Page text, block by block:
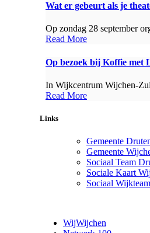
Wat er gebeurt als je
Op zondag 28 september
Read More
Op bezoek bij Koffie met
In Wijkcentrum Wijchen-
Read More
Links
Gemeente
Gemeente
Sociaal Team
Sociale Kaart
Sociaal
WijWijchen